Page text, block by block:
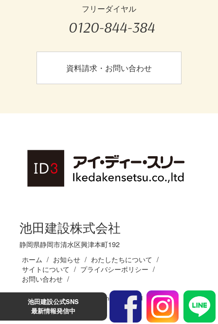
フリーダイヤル
0120-844-384
資料請求・お問い合わせ
池田建設公式SNS
最新情報発信中
池田建設株式会社
静岡県静岡市清水区興津本町192
ホーム
お知らせ
わたしたちについて
サイトについて
プライバシーポリシー
お問い合わせ
(C)Ikedakensetsu.co.,ltd